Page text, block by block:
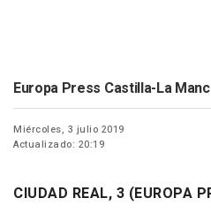
Europa Press Castilla-La
Miércoles, 3 julio 2019
Actualizado: 20:19
CIUDAD REAL, 3 (EUROPA